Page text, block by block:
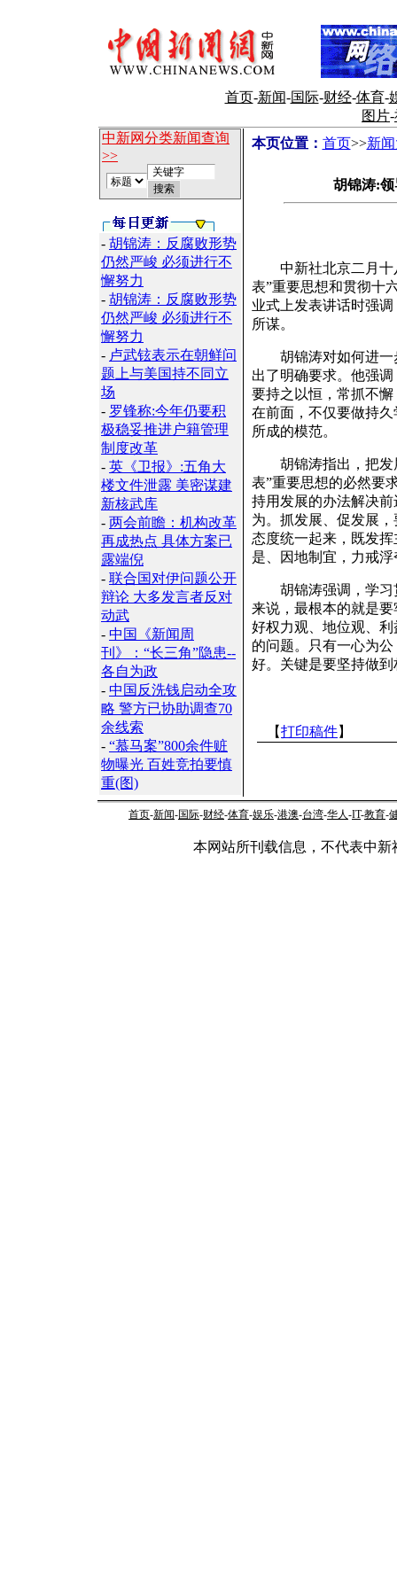
首页-新闻-国际-财经-体育-
图片-
中新网分类新闻查询
>>
- 胡锦涛：反腐败形势
仍然严峻 必须进行不
懈努力
- 胡锦涛：反腐败形势
仍然严峻 必须进行不
懈努力
- 卢武铉表示在朝鲜问
题上与美国持不同立
场
- 罗锋称:今年仍要积
极稳妥推进户籍管理
制度改革
- 英《卫报》:五角大
楼文件泄露 美密谋建
新核武库
- 两会前瞻：机构改革
再成热点 具体方案已
露端倪
- 联合国对伊问题公开
辩论 大多发言者反对
动武
- 中国《新闻周
刊》：“长三角”隐患--
各自为政
- 中国反洗钱启动全攻
略 警方已协助调查70
余线索
- “慕马案”800余件赃
物曝光 百姓竞拍要慎
重(图)
本页位置： 首页>>新
胡锦涛:
中新社北京二月十
表”重要思想和贯彻十
业式上发表讲话时强
所谋。
胡锦涛对如何进一步
出了明确要求。他强
要持之以恒，常抓不
在前面，不仅要做持
所成的模范。
胡锦涛指出，把发
表”重要思想的必然要
持用发展的办法解决
为。抓发展、促发展
态度统一起来，既发
是、因地制宜，力戒
胡锦涛强调，学习贯
来说，最根本的就是
好权力观、地位观、
的问题。只有一心为
好。关键是要坚持做
【打印稿件】
首页-新闻-国际-财经-体育-娱乐-港澳-台湾-华人-IT-教育-
本网站所刊载信息，不代表中